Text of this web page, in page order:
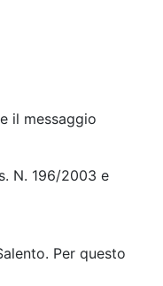
il messaggio
N. 196/2003 e
Per questo